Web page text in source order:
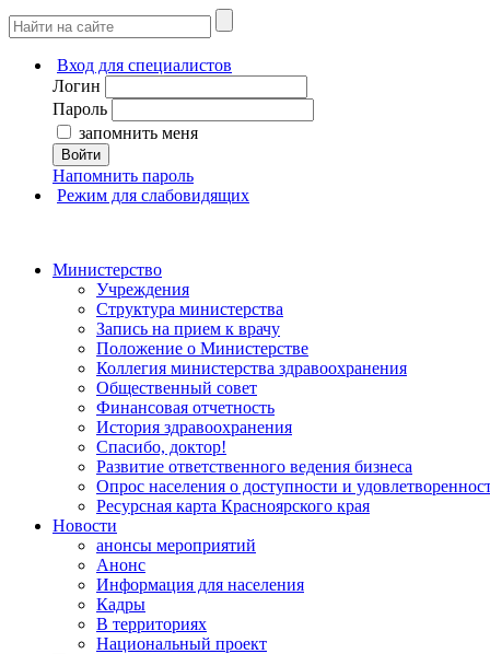
Вход для специалистов
Логин
Пароль
запомнить меня
Войти
Напомнить пароль
Режим для слабовидящих
Министерство
Учреждения
Структура министерства
Запись на прием к врачу
Положение о Министерстве
Коллегия министерства здравоохранения
Общественный совет
Финансовая отчетность
История здравоохранения
Спасибо, доктор!
Развитие ответственного ведения бизнеса
Опрос населения о доступности и
Ресурсная карта Красноярского края
Новости
анонсы мероприятий
Анонс
Информация для населения
Кадры
В территориях
Национальный проект